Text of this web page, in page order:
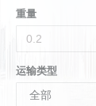
重量
运输类型